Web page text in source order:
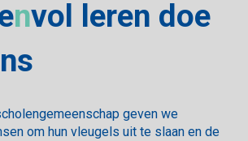
nvol leren doe
geven we
om hun vleugels uit te slaan en de